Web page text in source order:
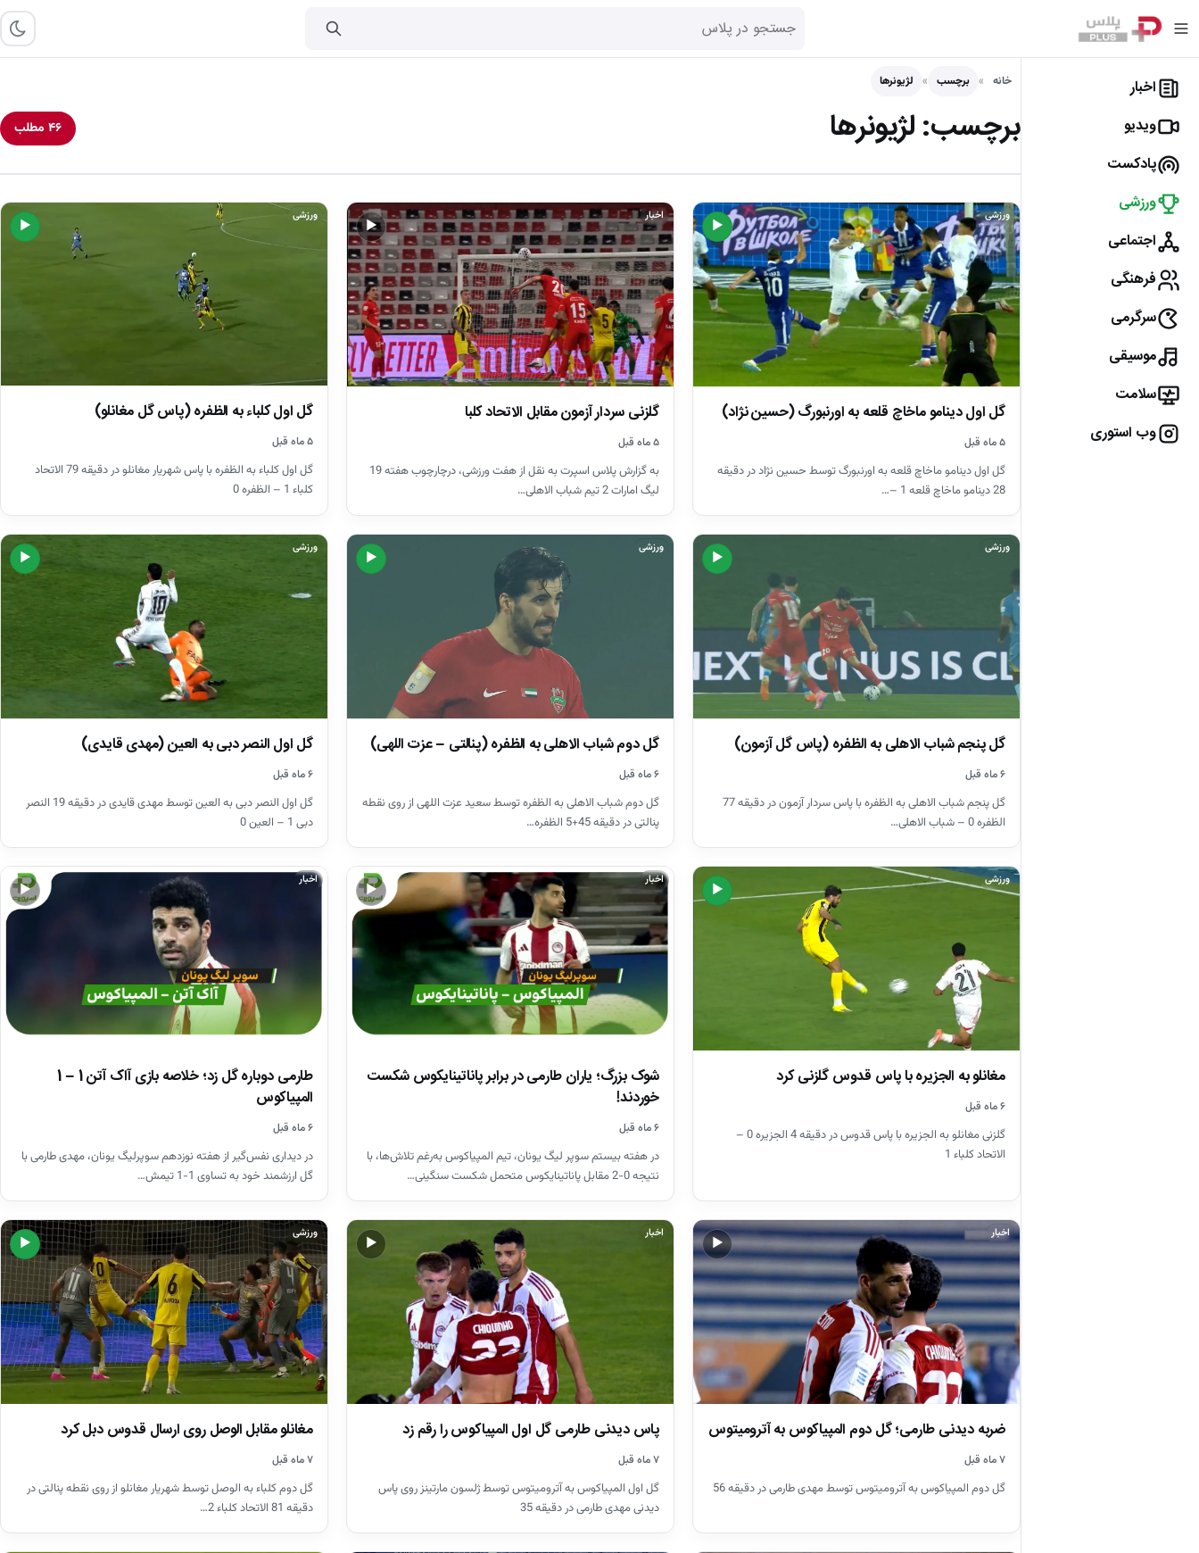
اخبار
ویدیو
پادکست
ورزشی
اجتماعی
فرهنگی
سرگرمی
موسیقی
سلامت
وب استوری
خانه برچسب لژیونرها
برچسب:لژیونرها ۴۶ مطلب
▶
ورزشی
گل اول دینامو ماخاچ قلعه به اورنبورگ (حسین نژاد)
۵ ماه قبل
گل اول دینامو ماخاچ قلعه به اورنبورگ توسط حسین نژاد در دقیقه
28 دینامو ماخاچ قلعه 1 –…
▶
اخبار
گلزنی سردار آزمون مقابل الاتحاد کلبا
۵ ماه قبل
به گزارش پلاس اسپرت به نقل از هفت ورزشی، درچارچوب هفته 19
لیگ امارات 2 تیم شباب الاهلی…
▶
ورزشی
گل اول کلباء به الظفره (پاس گل مغانلو)
۵ ماه قبل
گل اول کلباء به الظفره با پاس شهریار مغانلو در دقیقه 79 الاتحاد
کلباء 1 – الظفره 0
▶
ورزشی
گل پنجم شباب الاهلی به الظفره (پاس گل آزمون)
۶ ماه قبل
گل پنجم شباب الاهلی به الظفره با پاس سردار آزمون در دقیقه 77
الظفره 0 – شباب الاهلی…
▶
ورزشی
گل دوم شباب الاهلی به الظفره (پنالتی – عزت اللهی)
۶ ماه قبل
گل دوم شباب الاهلی به الظفره توسط سعید عزت اللهی از روی نقطه
پنالتی در دقیقه 45+5 الظفره…
▶
ورزشی
گل اول النصر دبی به العین (مهدی قایدی)
۶ ماه قبل
گل اول النصر دبی به العین توسط مهدی قایدی در دقیقه 19 النصر
دبی 1 – العین 0
▶
ورزشی
مغانلو به الجزیره با پاس قدوس گلزنی کرد
۶ ماه قبل
گلزنی مغانلو به الجزیره با پاس قدوس در دقیقه 4 الجزیره 0 –
الاتحاد کلباء 1
▶
اخبار
شوک بزرگ؛ یاران طارمی در برابر پاناتینایکوس شکست
خوردند!
۶ ماه قبل
در هفته بیستم سوپر لیگ یونان، تیم المپیاکوس به‌رغم تلاش‌ها، با
نتیجه 0-2 مقابل پاناتینایکوس متحمل شکست سنگینی…
▶
اخبار
طارمی دوباره گل زد؛ خلاصه بازی آاک آتن 1 – 1
المپیاکوس
۶ ماه قبل
در دیداری نفس‌گیر از هفته نوزدهم سوپرلیگ یونان، مهدی طارمی با
گل ارزشمند خود به تساوی 1-1 تیمش…
▶
اخبار
ضربه دیدنی طارمی؛ گل دوم المپیاکوس به آترومیتوس
۷ ماه قبل
گل دوم المپیاکوس به آترومیتوس توسط مهدی طارمی در دقیقه 56
▶
اخبار
پاس دیدنی طارمی گل اول المپیاکوس را رقم زد
۷ ماه قبل
گل اول المپیاکوس به آترومیتوس توسط ژلسون مارتینز روی پاس
دیدنی مهدی طارمی در دقیقه 35
▶
ورزشی
مغانلو مقابل الوصل روی ارسال قدوس دبل کرد
۷ ماه قبل
گل دوم کلباء به الوصل توسط شهریار مغانلو از روی نقطه پنالتی در
دقیقه 81 الاتحاد کلباء 2…